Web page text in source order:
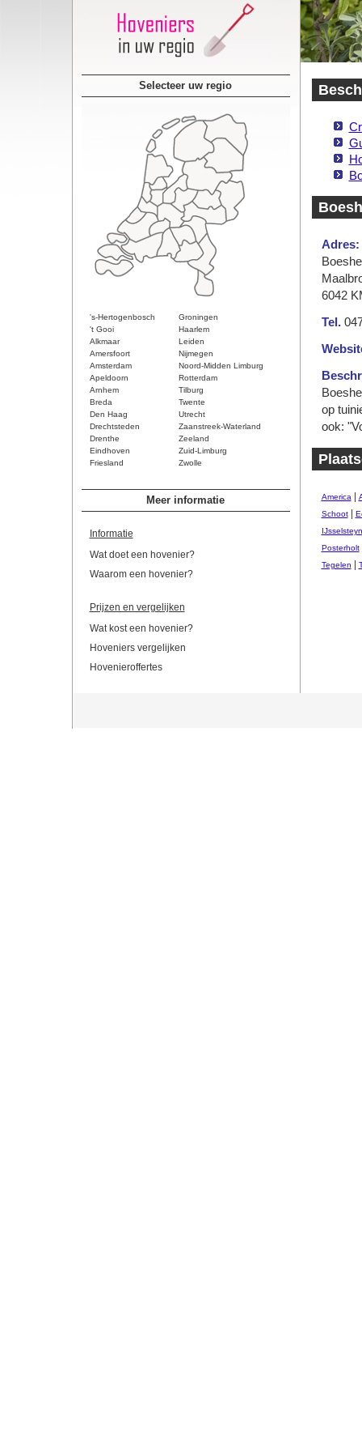
Selecteer uw regio
's-Hertogenbosch
Groningen
't Gooi
Haarlem
Alkmaar
Leiden
Amersfoort
Nijmegen
Amsterdam
Noord-Midden Limburg
Apeldoorn
Rotterdam
Arnhem
Tilburg
Breda
Twente
Den Haag
Utrecht
Drechtsteden
Zaanstreek-Waterland
Drenthe
Zeeland
Eindhoven
Zuid-Limburg
Friesland
Zwolle
Meer informatie
Informatie
Wat doet een hovenier?
Waarom een hovenier?
Prijzen en vergelijken
Wat kost een hovenier?
Hoveniers vergelijken
Hovenieroffertes
Adres:
6042
Tel.
op
ook:
America|
Schoot|
Posterholt
Tegelen